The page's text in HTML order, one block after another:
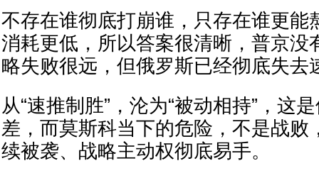
不存在谁彻底打崩谁，只存在谁更能
消耗更低，所以答案很清晰，普京没
略失败很远，但俄罗斯已经彻底失去
从“速推制胜”，沦为“被动相持”，这
差，而莫斯科当下的危险，不是战败
续被袭、战略主动权彻底易手。